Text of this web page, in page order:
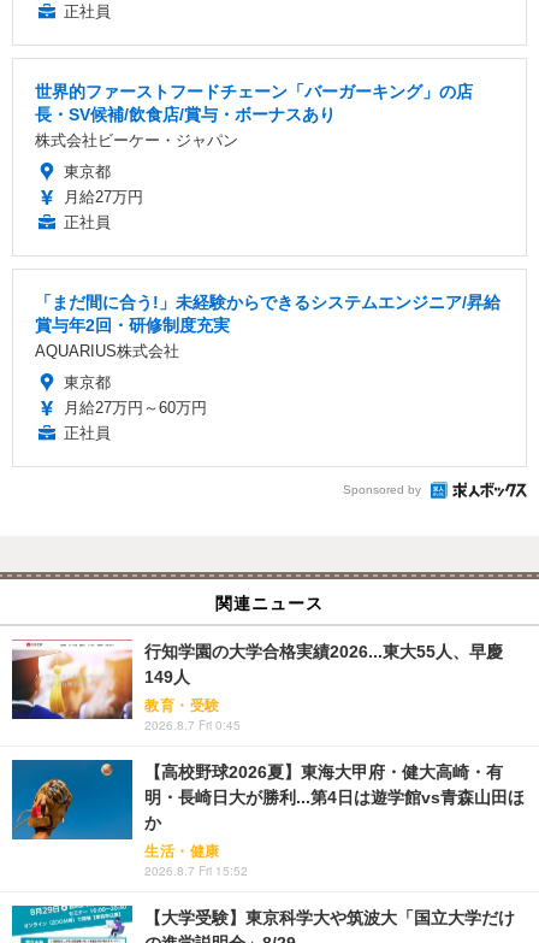
正社員
世界的ファーストフードチェーン「バーガーキング」の店
長・SV候補/飲食店/賞与・ボーナスあり
株式会社ビーケー・ジャパン
東京都
月給27万円
正社員
「まだ間に合う!」未経験からできるシステムエンジニア/昇給
賞与年2回・研修制度充実
AQUARIUS株式会社
東京都
月給27万円～60万円
正社員
Sponsored by
関連ニュース
行知学園の大学合格実績2026...東大55人、早慶
149人
教育・受験
2026.8.7 Fri 0:45
【高校野球2026夏】東海大甲府・健大高崎・有
明・長崎日大が勝利...第4日は遊学館vs青森山田ほ
か
生活・健康
2026.8.7 Fri 15:52
【大学受験】東京科学大や筑波大「国立大学だけ